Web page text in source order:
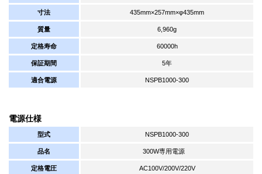
寸法 435mm×257mm×φ435mm
質量 6,960g
定格寿命 60000h
保証期間 5年
適合電源 NSPB1000-300
電源仕様
型式 NSPB1000-300
品名 300W専用電源
定格電圧 AC100V/200V/220V